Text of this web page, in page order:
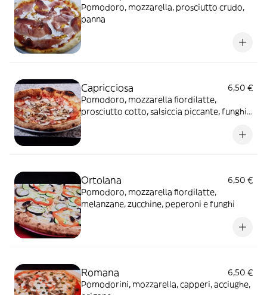
Pomodoro, mozzarella, prosciutto crudo,
panna
Capricciosa
6,50 €
Pomodoro, mozzarella fiordilatte,
prosciutto cotto, salsiccia piccante, funghi,
Ortolana
6,50 €
Pomodoro, mozzarella fiordilatte,
melanzane, zucchine, peperoni e funghi
Romana
6,50 €
Pomodorini, mozzarella, capperi, acciughe,